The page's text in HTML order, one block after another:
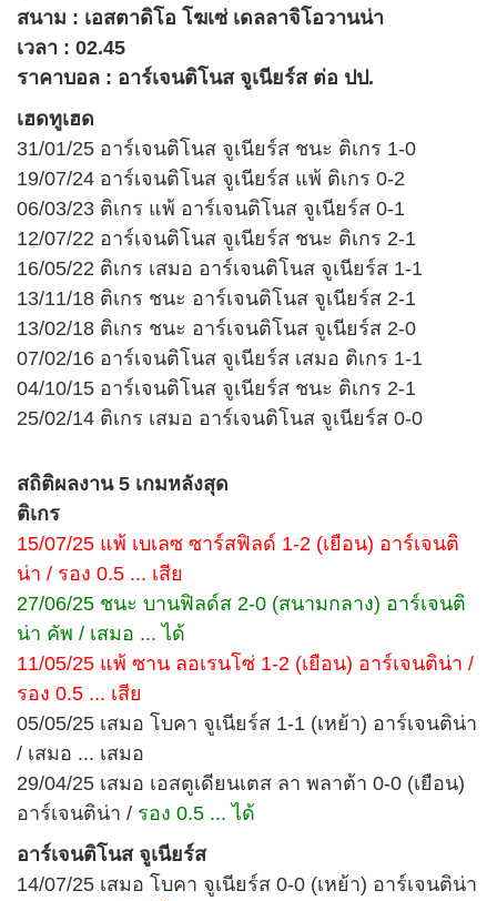
สนาม : เอสตาดิโอ โฆเซ่ เดลลาจิโอวานน่า
เวลา : 02.45
ราคาบอล : อาร์เจนติโนส จูเนียร์ส ต่อ ปป.
เฮดทูเฮด
31/01/25 อาร์เจนติโนส จูเนียร์ส ชนะ ติเกร 1-0
19/07/24 อาร์เจนติโนส จูเนียร์ส แพ้ ติเกร 0-2
06/03/23 ติเกร แพ้ อาร์เจนติโนส จูเนียร์ส 0-1
12/07/22 อาร์เจนติโนส จูเนียร์ส ชนะ ติเกร 2-1
16/05/22 ติเกร เสมอ อาร์เจนติโนส จูเนียร์ส 1-1
13/11/18 ติเกร ชนะ อาร์เจนติโนส จูเนียร์ส 2-1
13/02/18 ติเกร ชนะ อาร์เจนติโนส จูเนียร์ส 2-0
07/02/16 อาร์เจนติโนส จูเนียร์ส เสมอ ติเกร 1-1
04/10/15 อาร์เจนติโนส จูเนียร์ส ชนะ ติเกร 2-1
25/02/14 ติเกร เสมอ อาร์เจนติโนส จูเนียร์ส 0-0
สถิติผลงาน 5 เกมหลังสุด
ติเกร
15/07/25 แพ้ เบเลซ ซาร์สฟิลด์ 1-2 (เยือน) อาร์เจนติ
น่า / รอง 0.5 ... เสีย
27/06/25 ชนะ บานฟิลด์ส 2-0 (สนามกลาง) อาร์เจนติ
น่า คัพ / เสมอ ... ได้
11/05/25 แพ้ ซาน ลอเรนโซ่ 1-2 (เยือน) อาร์เจนติน่า /
รอง 0.5 ... เสีย
05/05/25 เสมอ โบคา จูเนียร์ส 1-1 (เหย้า) อาร์เจนติน่า
/ เสมอ ... เสมอ
29/04/25 เสมอ เอสตูเดียนเตส ลา พลาต้า 0-0 (เยือน)
อาร์เจนติน่า / รอง 0.5 ... ได้
อาร์เจนติโนส จูเนียร์ส
14/07/25 เสมอ โบคา จูเนียร์ส 0-0 (เหย้า) อาร์เจนติน่า